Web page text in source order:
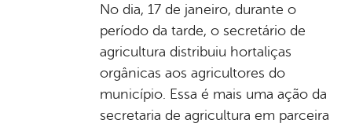
No dia, 17 de janeiro, durante o
período da tarde, o secretário de
agricultura distribuiu hortaliças
orgânicas aos agricultores do
município. Essa é mais uma ação da
secretaria de agricultura em parceira